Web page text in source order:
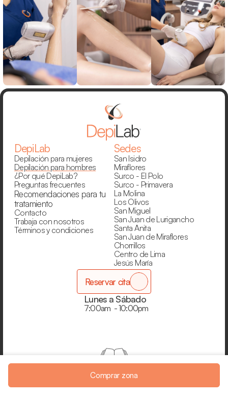
DepiLab
Depilación para mujeres
Depilación para hombres
¿Por qué DepiLab?
Preguntas frecuentes
Recomendaciones para tu
tratamiento
Contacto
Trabaja con nosotros
Términos y condiciones
Sedes
San Isidro
Miraflores
Surco - El Polo
Surco - Primavera
La Molina
Los Olivos
San Miguel
San Juan de Lurigancho
Santa Anita
San Juan de Miraflores
Chorrillos
Centro de Lima
Jesús María
Reservar cita
Lunes a Sábado
7:00am  - 10:00pm
DepiLab® 2025 ©  - Todos los derechos reservados.
Comprar zona